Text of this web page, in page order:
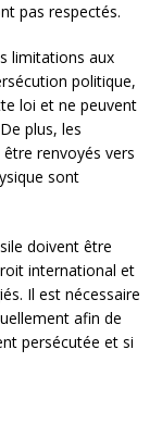
pas respectés.
limitations aux
politique,
loi et ne peuvent
plus, les
renvoyés vers
sont
doivent être
international et
Il est nécessaire
afin de
persécutée et si